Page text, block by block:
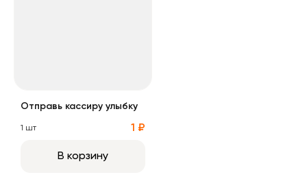
Отправь кассиру улыбку
1 шт 1 ₽
В корзину